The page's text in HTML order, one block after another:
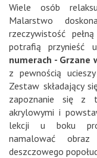
Wiele osób
Malarstwo
rzeczywistość
potrafią przynieść
numerach - Grzane
z pewnością
Zestaw składający
zapoznanie się z
akrylowymi i
lekcji u boku
namalować
deszczowego